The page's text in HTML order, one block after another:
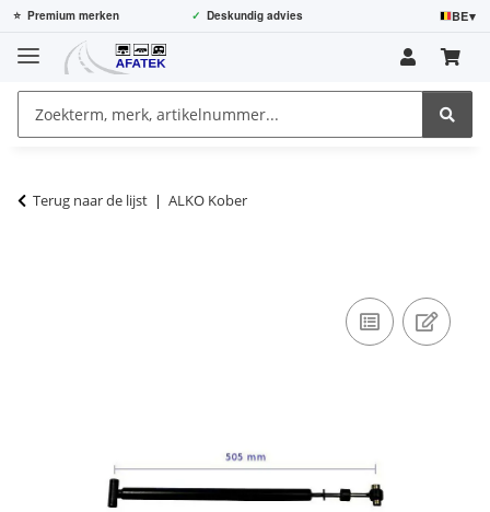
⭐ Premium merken ✓ Deskundig advies BE▾
Terug naar de lijst ALKO Kober